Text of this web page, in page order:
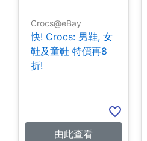
Crocs@eBay
快! Crocs: 男鞋, 女
鞋及童鞋 特價再8
折!
由此查看